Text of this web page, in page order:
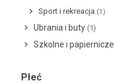
Sport i rekreacja (1)
Ubrania i buty (1)
Szkolne i papiernicze
Płeć